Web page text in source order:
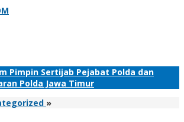
Pimpin Sertijab Pejabat Polda dan
Polda Jawa Timur
»Kesan